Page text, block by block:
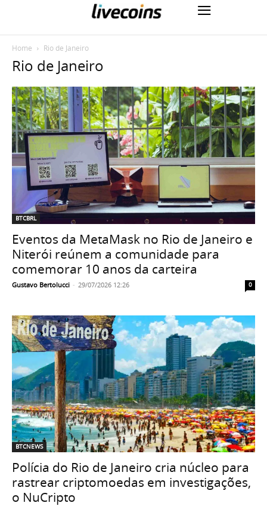
Home Rio de Janeiro
Rio de Janeiro
BTCBRL
Eventos da MetaMask no Rio de Janeiro e
Niterói reúnem a comunidade para
comemorar 10 anos da carteira
Gustavo Bertolucci - 29/07/2026 12:26 0
BTCNEWS
Polícia do Rio de Janeiro cria núcleo para
rastrear criptomoedas em investigações,
o NuCripto